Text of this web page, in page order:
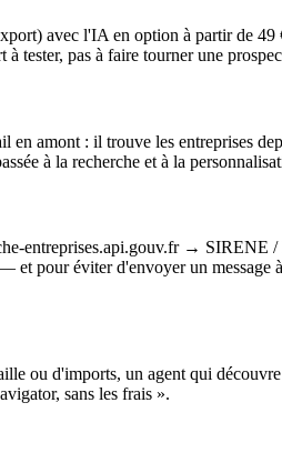
avec l'IA en option à partir de 49
tester, pas à faire tourner une
amont : il trouve les entreprises
à la recherche et à la
entreprises.api.gouv.fr → SIRENE
pour éviter d'envoyer un message
ou d'imports, un agent qui
sans les frais ».